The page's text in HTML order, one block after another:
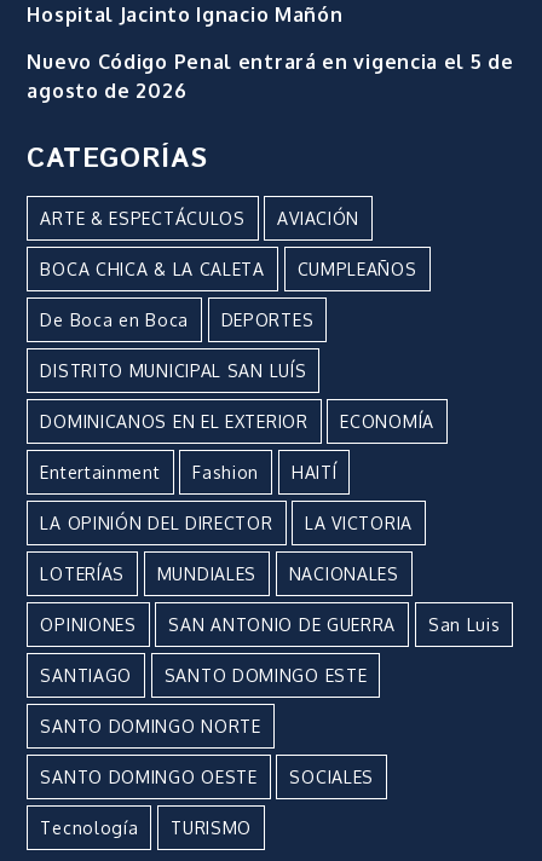
Hospital Jacinto Ignacio Mañón
Nuevo Código Penal entrará en vigencia el 5 de
agosto de 2026
CATEGORÍAS
ARTE & ESPECTÁCULOS AVIACIÓN
BOCA CHICA & LA CALETA CUMPLEAÑOS
De Boca en Boca DEPORTES
DISTRITO MUNICIPAL SAN LUÍS
DOMINICANOS EN EL EXTERIOR ECONOMÍA
Entertainment Fashion HAITÍ
LA OPINIÓN DEL DIRECTOR LA VICTORIA
LOTERÍAS MUNDIALES NACIONALES
OPINIONES SAN ANTONIO DE GUERRA San Luis
SANTIAGO SANTO DOMINGO ESTE
SANTO DOMINGO NORTE
SANTO DOMINGO OESTE SOCIALES
Tecnología TURISMO